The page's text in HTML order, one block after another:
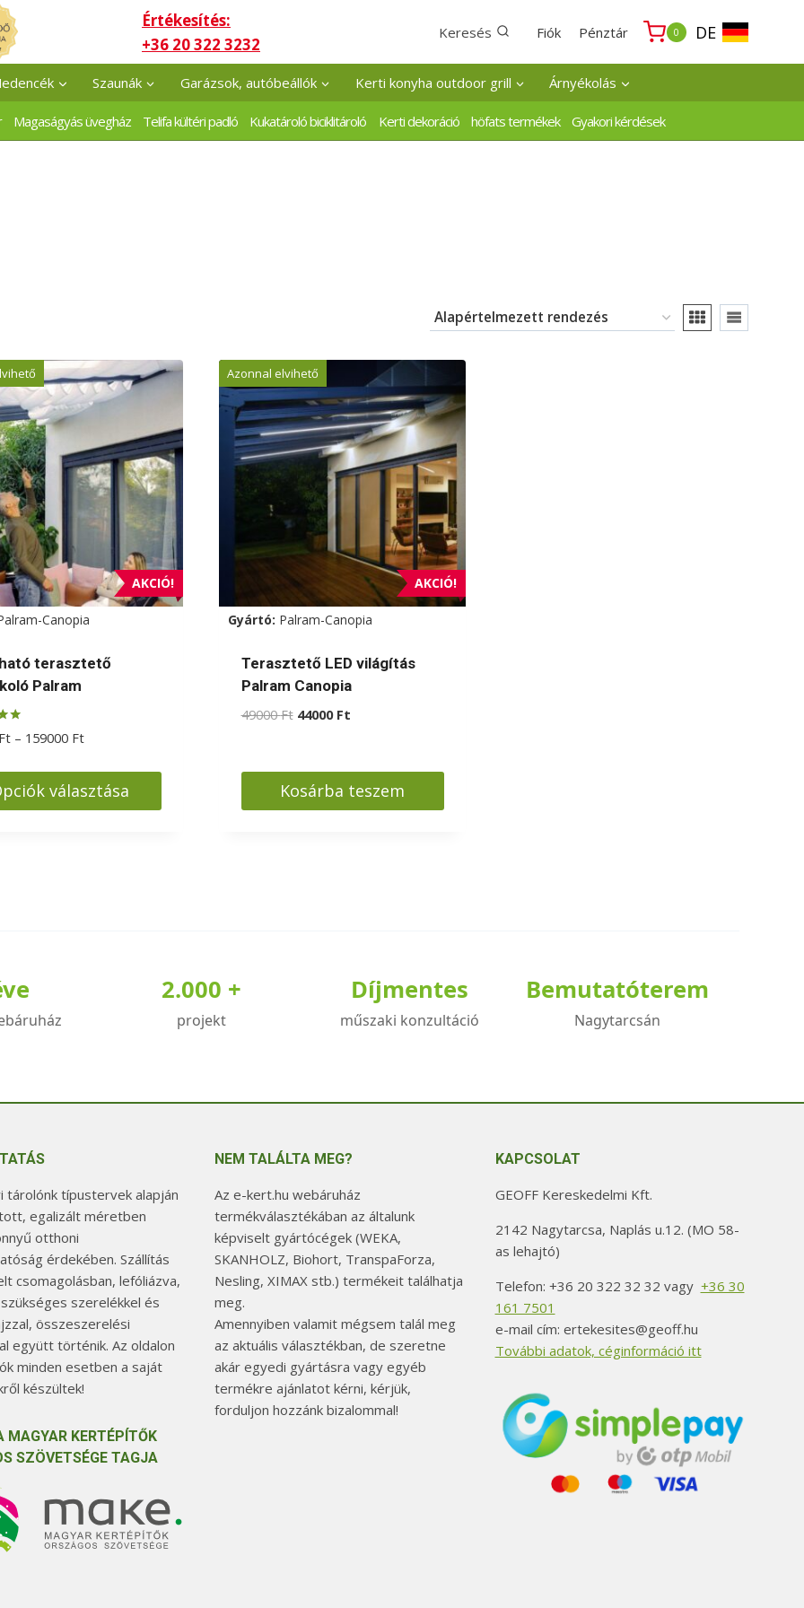
Értékesítés:
+36 20 322 3232
Keresés Fiók Pénztár 0 DE
Szaunák Garázsok, autóbeállók Kerti konyha outdoor grill Árnyékolás
Magaságyás üvegház Telifa kültéri padló Kukatároló biciklitároló Kerti dekoráció höfats termékek Gyakori kérdések
AKCIÓ!
Canopia
terasztető
Palram
Ft – 159000 FtÁrtartomány:
-
159000 Ft
választása
AKCIÓ!
Azonnal elvihető
Gyártó: Palram-Canopia
Terasztető LED világítás
Palram Canopia
49000Ft Original
49000 Ft.
44000 FtCurrent
44000 Ft.
Kosárba teszem
2.000 +
projekt
Díjmentes
műszaki konzultáció
Bemutatóterem
Nagytarcsán
tárolónk típustervek alapján
egalizált méretben
otthoni
érdekében. Szállítás
csomagolásban, lefóliázva,
szerelékkel és
összeszerelési
együtt történik. Az oldalon
minden esetben a saját
készültek!
MAGYAR KERTÉPÍTŐK
SZÖVETSÉGE TAGJA
NEM TALÁLTA MEG?
Az e-kert.hu webáruház
termékválasztékában az általunk
képviselt gyártócégek (WEKA,
SKANHOLZ, Biohort, TranspaForza,
Nesling, XIMAX stb.) termékeit találhatja
meg.
Amennyiben valamit mégsem talál meg
az aktuális választékban, de szeretne
akár egyedi gyártásra vagy egyéb
termékre ajánlatot kérni, kérjük,
forduljon hozzánk bizalommal!
KAPCSOLAT
GEOFF Kereskedelmi Kft.
2142 Nagytarcsa, Naplás u.12. (MO 58-
as lehajtó)
Telefon: +36 20 322 32 32 vagy +36 30
161 7501
e-mail cím: ertekesites@geoff.hu
További adatok, céginformáció itt